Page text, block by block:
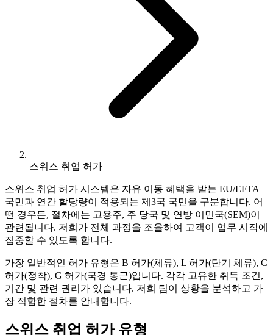
스위스 취업 허가
스위스 취업 허가 시스템은 자유 이동 혜택을 받는 EU/EFTA
국민과 연간 할당량이 적용되는 제3국 국민을 구분합니다. 어
떤 경우든, 절차에는 고용주, 주 당국 및 연방 이민국(SEM)이
관련됩니다. 저희가 전체 과정을 조율하여 고객이 업무 시작에
집중할 수 있도록 합니다.
가장 일반적인 허가 유형은 B 허가(체류), L 허가(단기 체류), C
허가(정착), G 허가(국경 통근)입니다. 각각 고유한 취득 조건,
기간 및 관련 권리가 있습니다. 저희 팀이 상황을 분석하고 가
장 적합한 절차를 안내합니다.
스위스 취업 허가 유형